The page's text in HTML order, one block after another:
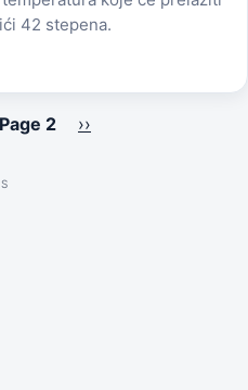
42 stepena.
Page 2
Next
››